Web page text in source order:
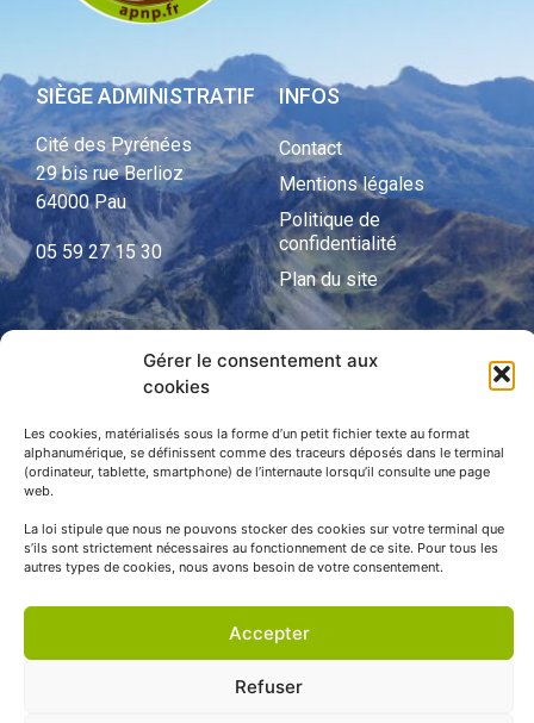
Gérer le consentement aux
cookies
Les cookies, matérialisés sous la forme d’un petit fichier texte au format
alphanumérique, se définissent comme des traceurs déposés dans le terminal
(ordinateur, tablette, smartphone) de l’internaute lorsqu’il consulte une page
web.
La loi stipule que nous ne pouvons stocker des cookies sur votre terminal que
s’ils sont strictement nécessaires au fonctionnement de ce site. Pour tous les
autres types de cookies, nous avons besoin de votre consentement.
Accepter
Refuser
SIÈGE ADMINISTRATIF
Cité des Pyrénées
29 bis rue Berlioz
64000 Pau
05 59 27 15 30
INFOS
Contact
Mentions légales
Politique de
confidentialité
Plan du site
Parc national des Pyrénées